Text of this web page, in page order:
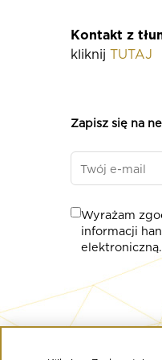
Kontakt z
kliknij TUTAJ
Zapisz się na
Wyrażam
informacji
elektroniczną.